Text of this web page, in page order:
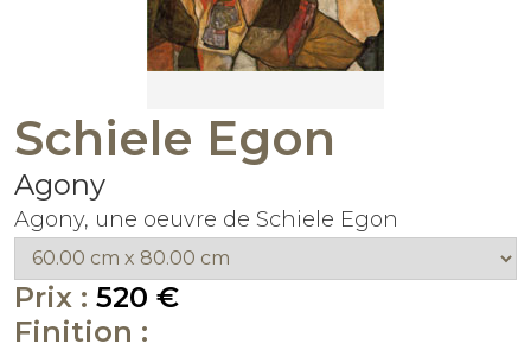
Schiele Egon
Agony
Agony, une oeuvre de Schiele Egon
Prix : 520 €
Finition :